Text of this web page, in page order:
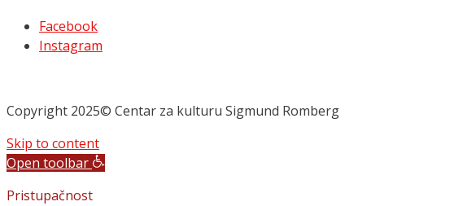
Facebook
Instagram
Copyright 2025© Centar za kulturu Sigmund Romberg
Skip to content
Open toolbar
Pristupačnost